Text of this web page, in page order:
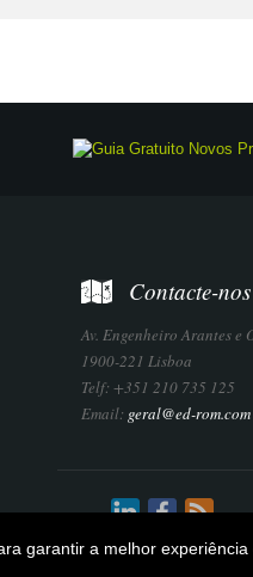
garantir a melhor
Contacte-nos
Av. Engenheiro Arantes e
1900-221 Lisboa
Telf: +351 210 735 125
Email: geral@ed-rom.com